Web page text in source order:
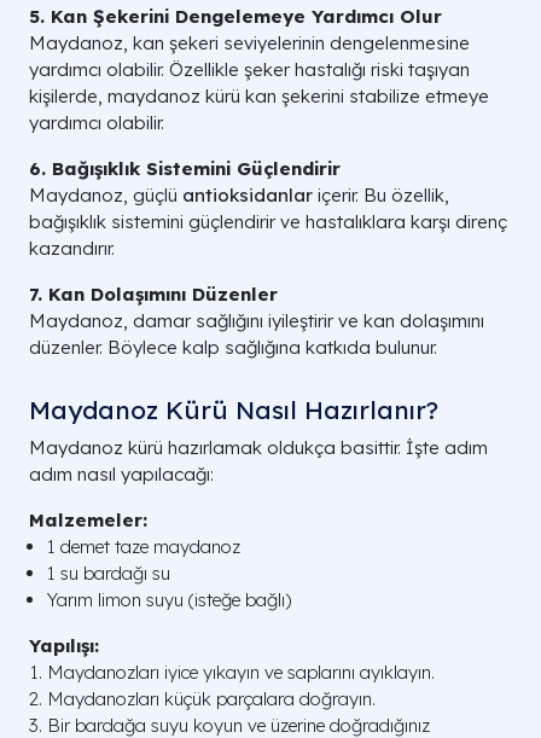
5. Kan Şekerini Dengelemeye Yardımcı Olur
Maydanoz, kan şekeri seviyelerinin dengelenmesine
yardımcı olabilir. Özellikle şeker hastalığı riski taşıyan
kişilerde, maydanoz kürü kan şekerini stabilize etmeye
yardımcı olabilir.
6. Bağışıklık Sistemini Güçlendirir
Maydanoz, güçlü antioksidanlar içerir. Bu özellik,
bağışıklık sistemini güçlendirir ve hastalıklara karşı direnç
kazandırır.
7. Kan Dolaşımını Düzenler
Maydanoz, damar sağlığını iyileştirir ve kan dolaşımını
düzenler. Böylece kalp sağlığına katkıda bulunur.
Maydanoz Kürü Nasıl Hazırlanır?
Maydanoz kürü hazırlamak oldukça basittir. İşte adım
adım nasıl yapılacağı:
Malzemeler:
1 demet taze maydanoz
1 su bardağı su
Yarım limon suyu (isteğe bağlı)
Yapılışı:
Maydanozları iyice yıkayın ve saplarını ayıklayın.
Maydanozları küçük parçalara doğrayın.
Bir bardağa suyu koyun ve üzerine doğradığınız